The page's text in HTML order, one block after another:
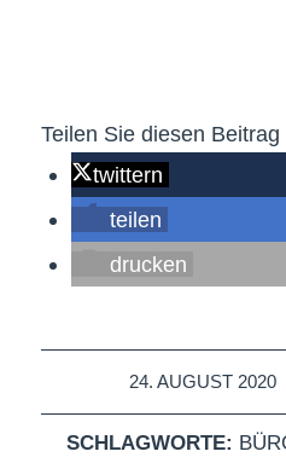
Teilen Sie diesen Beitrag
twittern
teilen
drucken
24. AUGUST 2020
/
SCHLAGWORTE: